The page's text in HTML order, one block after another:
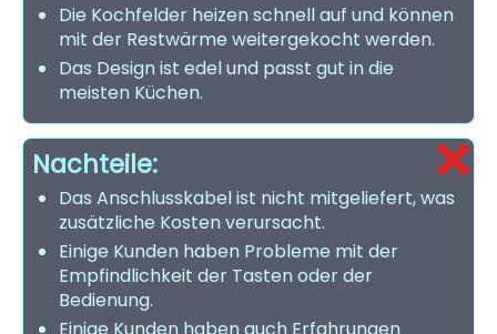
Die Kochfelder heizen schnell auf und können
mit der Restwärme weitergekocht werden.
Das Design ist edel und passt gut in die
meisten Küchen.
Nachteile:
Das Anschlusskabel ist nicht mitgeliefert, was
zusätzliche Kosten verursacht.
Einige Kunden haben Probleme mit der
Empfindlichkeit der Tasten oder der
Bedienung.